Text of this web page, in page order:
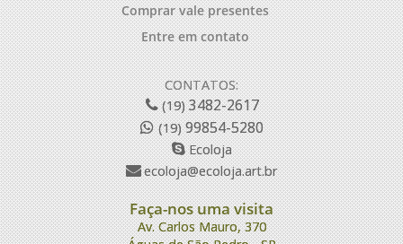
Comprar vale presentes
Entre em contato
CONTATOS:
(19)3482-2617
(19)99854-5280
Ecoloja
ecoloja@ecoloja.art.br
Faça-nos uma visita
Av. Carlos Mauro, 370